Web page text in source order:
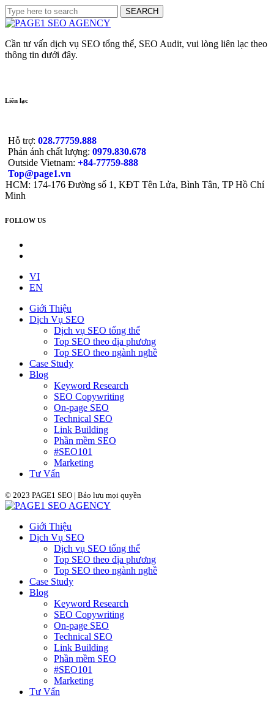
Cần tư vấn dịch vụ SEO tổng thể, SEO Audit, vui lòng liên lạc theo
thông tin dưới đây.
Liên lạc
Hỗ trợ: 028.77759.888
Phản ánh chất lượng: 0979.830.678
Outside Vietnam: +84-77759-888
Top@page1.vn
HCM: 174-176 Đường số 1, KĐT Tên Lửa, Bình Tân, TP Hồ Chí
Minh
FOLLOW US
VI
EN
Giới Thiệu
Dịch Vụ SEO
Dịch vụ SEO tổng thể
Top SEO theo địa phương
Top SEO theo ngành nghề
Case Study
Blog
Keyword Research
SEO Copywriting
On-page SEO
Technical SEO
Link Building
Phần mềm SEO
#SEO101
Marketing
Tư Vấn
© 2023 PAGE1 SEO | Bảo lưu mọi quyền
Giới Thiệu
Dịch Vụ SEO
Dịch vụ SEO tổng thể
Top SEO theo địa phương
Top SEO theo ngành nghề
Case Study
Blog
Keyword Research
SEO Copywriting
On-page SEO
Technical SEO
Link Building
Phần mềm SEO
#SEO101
Marketing
Tư Vấn